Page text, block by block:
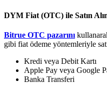
Bitrue
AI
DYM Fiat (OTC) ile Satın
Bitrue OTC pazarını
gibi fiat ödeme yöntemleriyle
Kredi veya Debit Kartı
Apple Pay veya Google
Banka Transferi